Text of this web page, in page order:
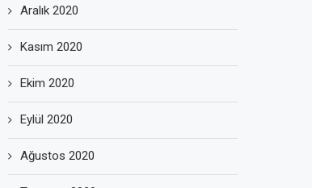
Aralık 2020
Kasım 2020
Ekim 2020
Eylül 2020
Ağustos 2020